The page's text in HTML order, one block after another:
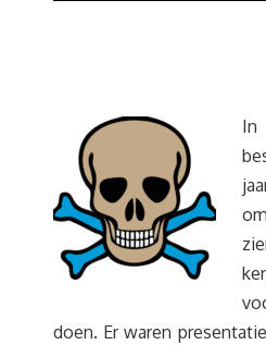
doen. Er waren